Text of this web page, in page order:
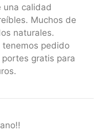
una calidad
Muchos de
naturales.
tenemos pedido
gratis para